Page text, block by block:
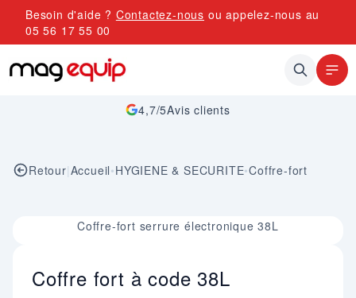
Allez au contenu
Besoin d'aide ? Contactez-nous ou appelez-nous au
05 56 17 55 00
4,7/5Avis clients
Retour|Accueil•HYGIENE & SECURITE•Coffre-fort
Image 1 sur 1Coffre-fort serrure électronique 38L
Coffre fort à code 38L